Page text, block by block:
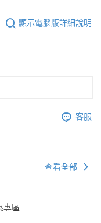
顯示電腦版詳細說明
客服
查看全部
專區